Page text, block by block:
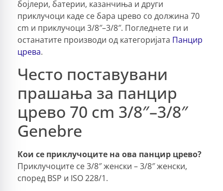
бојлери, батерии, казанчиња и други
приклучоци каде се бара црево со должина 70
cm и приклучоци 3/8″–3/8″. Погледнете ги и
останатите производи од категоријата Панцир
црева.
Често поставувани
прашања за панцир
црево 70 cm 3/8″–3/8″
Genebre
Кои се приклучоците на ова панцир црево?
Приклучоците се 3/8″ женски – 3/8″ женски,
според BSP и ISO 228/1.